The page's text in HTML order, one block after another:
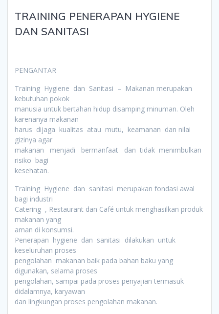
TRAINING PENERAPAN HYGIENE
DAN SANITASI
PENGANTAR
Training Hygiene dan Sanitasi – Makanan merupakan
kebutuhan pokok
manusia untuk bertahan hidup disamping minuman. Oleh
karenanya makanan
harus dijaga kualitas atau mutu, keamanan dan nilai
gizinya agar
makanan menjadi bermanfaat dan tidak menimbulkan
risiko bagi
kesehatan.
Training Hygiene dan sanitasi merupakan fondasi awal
bagi industri
Catering , Restaurant dan Café untuk menghasilkan produk
makanan yang
aman di konsumsi.
Penerapan hygiene dan sanitasi dilakukan untuk
keseluruhan proses
pengolahan makanan baik pada bahan baku yang
digunakan, selama proses
pengolahan, sampai pada proses penyajian termasuk
didalamnya, karyawan
dan lingkungan proses pengolahan makanan.